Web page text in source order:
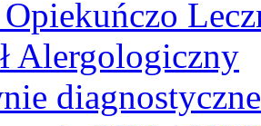
Opiekuńczo
Alergologiczny
diagnostyczne